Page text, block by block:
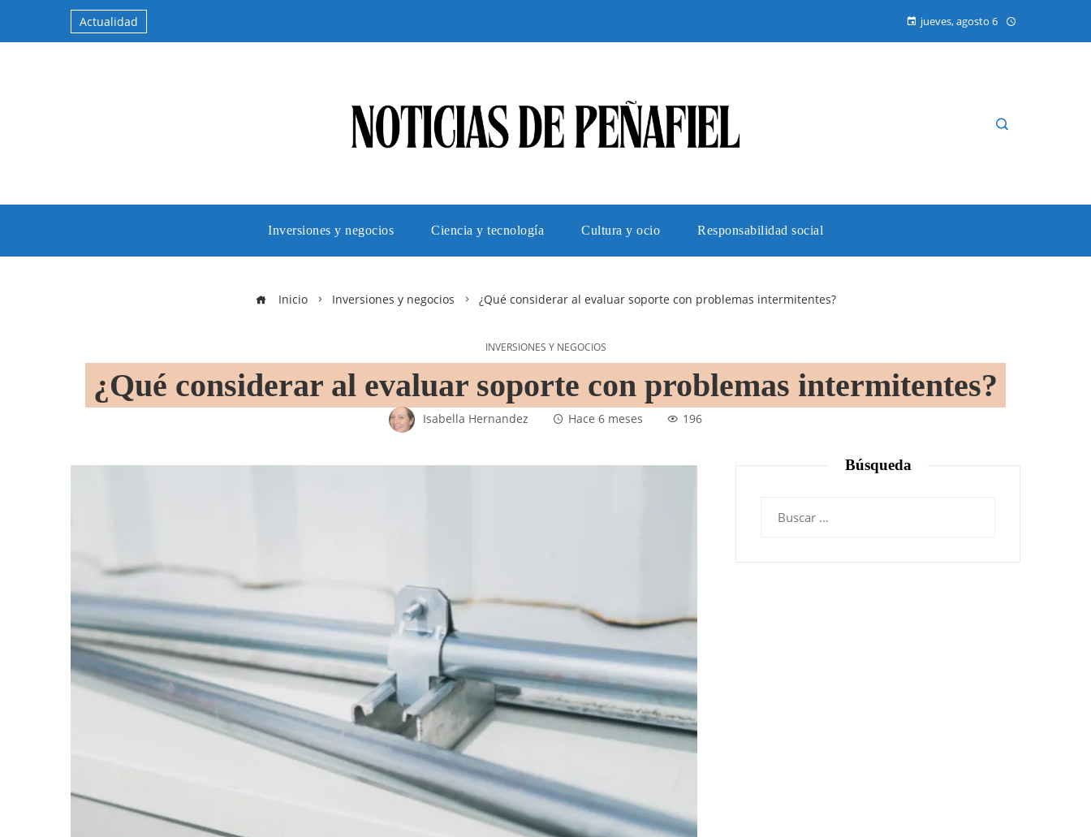
Actualidad jueves, agosto 6
Inversiones y negocios Ciencia y tecnología Cultura y ocio Responsabilidad social
Inicio Inversiones y negocios ¿Qué considerar al evaluar soporte con problemas intermitentes?
INVERSIONES Y NEGOCIOS
¿Qué considerar al evaluar soporte con problemas intermitentes?
Isabella Hernandez Hace 6 meses 196
Búsqueda